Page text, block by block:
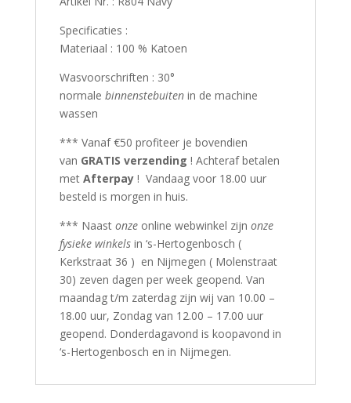
Specificaties :
Materiaal : 100 % Katoen
Wasvoorschriften : 30°
normale binnenstebuiten in de machine
wassen
*** Vanaf €50 profiteer je bovendien
van GRATIS verzending ! Achteraf betalen
met Afterpay! Vandaag voor 18.00 uur
besteld is morgen in huis.
*** Naast onzeonline webwinkel zijn onze
fysieke winkelsin ‘s-Hertogenbosch (
Kerkstraat 36 ) en Nijmegen ( Molenstraat
30) zeven dagen per week geopend. Van
maandag t/m zaterdag zijn wij van 10.00 –
18.00 uur, Zondag van 12.00 – 17.00 uur
geopend. Donderdagavond is koopavond in
‘s-Hertogenbosch en in Nijmegen.